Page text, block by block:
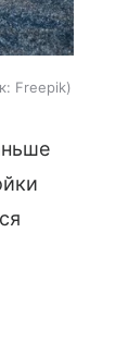
Freepik